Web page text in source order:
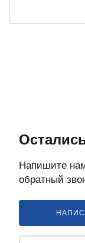
Напишите
обратный